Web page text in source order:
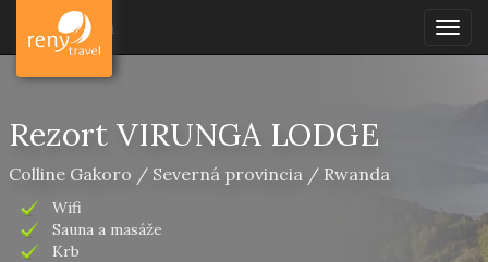
Rezort VIRUNGA LODGE
Colline Gakoro / Severná provincia / Rwanda
Wifi
Sauna a masáže
Krb
Dovolenka